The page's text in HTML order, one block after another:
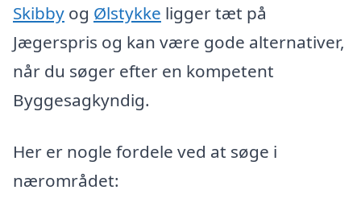
Skibby og Ølstykke ligger tæt på
Jægerspris og kan være gode alternativer,
når du søger efter en kompetent
Byggesagkyndig.
Her er nogle fordele ved at søge i
nærområdet: